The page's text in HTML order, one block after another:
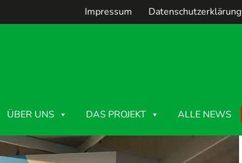
Impressum Datenschutzerklärung
ÜBER UNS DAS PROJEKT ALLE NEWS